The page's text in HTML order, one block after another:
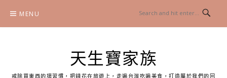
content
MENU
天生寶家族
戒除買東西的壞習慣，把錢花在旅遊上，走遍台灣吃遍美食，打造屬於我們的回